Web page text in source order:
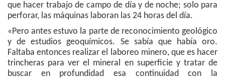
que hacer trabajo de campo de día y de noche; solo para
perforar, las máquinas laboran las 24 horas del día.
«Pero antes estuvo la parte de reconocimiento geológico
y de estudios geoquímicos. Se sabía que había oro.
Faltaba entonces realizar el laboreo minero, que es hacer
trincheras para ver el mineral en superficie y tratar de
buscar en profundidad esa continuidad con la